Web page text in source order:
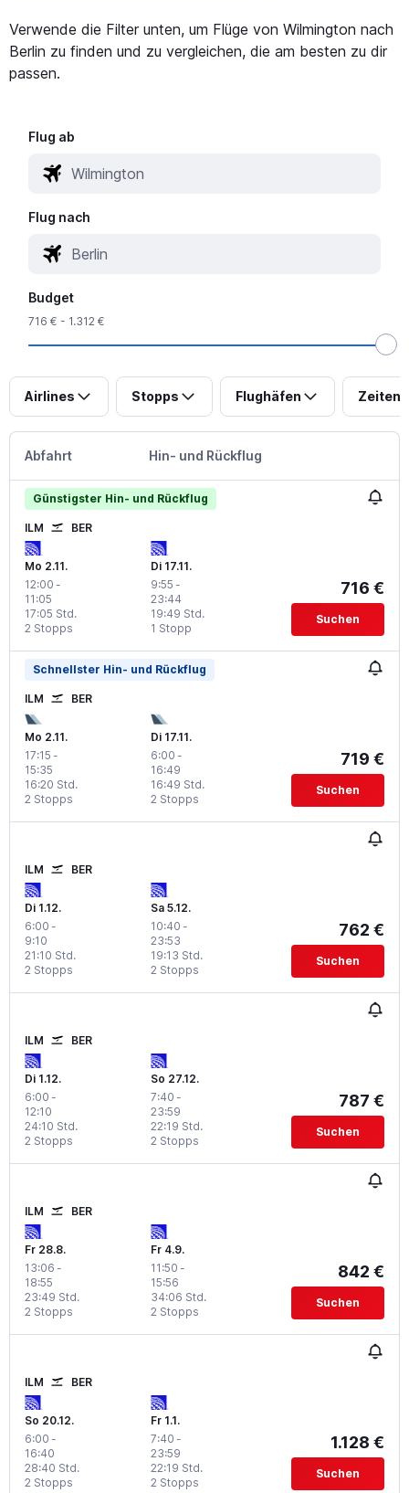
Verwende die Filter unten, um Flüge von Wilmington nach
Berlin zu finden und zu vergleichen, die am besten zu dir
passen.
Flug ab
Flug nach
Budget
716 € - 1.312 €
Airlines Stopps Flughäfen Zeiten
Abfahrt Hin- und Rückflug
Günstigster Hin- und Rückflug
ILM BER
Mo 2.11.
12:00 -
11:05
2 Stopps
17:05 Std.
Di 17.11.
9:55 -
23:44
1 Stopp
19:49 Std.
716 €
Suchen
Schnellster Hin- und Rückflug
ILM BER
Mo 2.11.
17:15 -
15:35
2 Stopps
16:20 Std.
Di 17.11.
6:00 -
16:49
2 Stopps
16:49 Std.
719 €
Suchen
ILM BER
Di 1.12.
6:00 -
9:10
2 Stopps
21:10 Std.
Sa 5.12.
10:40 -
23:53
2 Stopps
19:13 Std.
762 €
Suchen
ILM BER
Di 1.12.
6:00 -
12:10
2 Stopps
24:10 Std.
So 27.12.
7:40 -
23:59
2 Stopps
22:19 Std.
787 €
Suchen
ILM BER
Fr 28.8.
13:06 -
18:55
2 Stopps
23:49 Std.
Fr 4.9.
11:50 -
15:56
2 Stopps
34:06 Std.
842 €
Suchen
ILM BER
So 20.12.
6:00 -
16:40
2 Stopps
28:40 Std.
Fr 1.1.
7:40 -
23:59
2 Stopps
22:19 Std.
1.128 €
Suchen